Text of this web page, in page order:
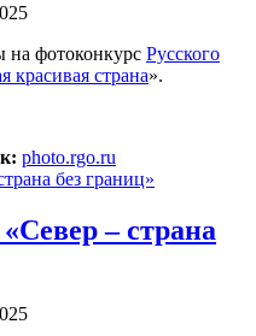
на фотоконкурс Русского
красивая страна».
photo.rgo.ru
– страна